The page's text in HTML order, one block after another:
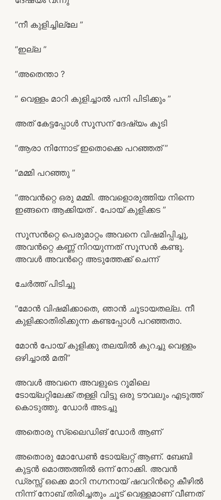
“നീ കുളിച്ചില്ലേ ”
“ഇല്ല ”
“അതെന്താ ?
” വെള്ളം മാറി കുളിച്ചാൽ പനി പിടിക്കും ”
അത് കേട്ടപ്പോൾ സൂസന് ദേഷ്യം കൂടി
“ആരാ നിന്നോട് ഇതൊക്കെ പറഞ്ഞത് ”
“മമ്മി പറഞ്ഞു ”
“അവൻറ്റെ ഒരു മമ്മി. അവളൊരുത്തിയ നിന്നെ
ഇങ്ങനെ ആക്കിയത് . പോയ് കുളിക്കട ”
സൂസൻറ്റെ പെരുമാറ്റം അവനെ വിഷമിപ്പിച്ചു,
അവൻറ്റെ കണ്ണ് നിറയുന്നത് സൂസൻ കണ്ടു.
അവൾ അവൻറ്റെ അടുത്തേക്ക് ചെന്ന്
ചേർത്ത് പിടിച്ചു
“മോൻ വിഷമിക്കാതെ, ഞാൻ ചൂടായതല്ല. നീ
കുളിക്കാതിരിക്കുന്ന കണ്ടപ്പോൾ പറഞ്ഞതാ.
മോൻ പോയ് കുളിക്കു തലയിൽ കുറച്ചു വെള്ളം
ഒഴിച്ചാൽ മതി”
അവൾ അവനെ അവളുടെ റൂമിലെ
ടോയ്‌ലറ്റിലേക്ക് തള്ളി വിട്ടു ഒരു ടൗവലും എടുത്ത്
കൊടുത്തു. ഡോർ അടച്ചു
അതൊരു സ്ലൈഡിങ് ഡോർ ആണ്
അതൊരു മോഡേൺ ടോയ്‌ലറ്റ് ആണ്. ബേബി
കുട്ടൻ മൊത്തത്തിൽ ഒന്ന് നോക്കി. അവൻ
ഡ്രസ്സ് ഒക്കെ മാറി നഗ്നനായ് ഷവറിൻറ്റെ കീഴിൽ
നിന്ന് നോബ് തിരിച്ചതും ചൂട് വെള്ളമാണ് വീണത്